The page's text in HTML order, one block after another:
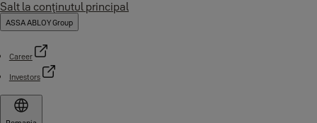
Salt la conţinutul principal
ASSA ABLOY Group
Career
Investors